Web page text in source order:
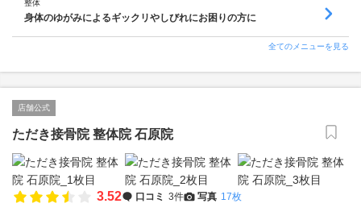
整体
身体のゆがみによるギックリやしびれにお困りの方に
全てのメニューを見る
店舗公式
ただき接骨院 整体院 石原院
3.52 口コミ 3件 写真 17枚